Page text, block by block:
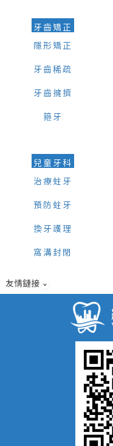
牙齒矯正
隱形矯正
牙齒稀疏
牙齒擁擠
箍牙
兒童牙科
治療蛀牙
預防蛀牙
換牙護理
窩溝封閉
友情鏈接